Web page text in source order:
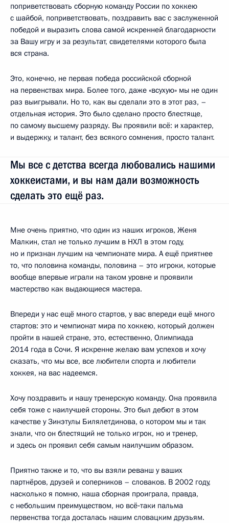
поприветствовать сборную команду России по хоккею
с шайбой, поприветствовать, поздравить вас с заслуженной
победой и выразить слова самой искренней благодарности
за Вашу игру и за результат, свидетелями которого была
вся страна.
Это, конечно, не первая победа российской сборной
на первенствах мира. Более того, даже «всухую» мы не один
раз выигрывали. Но то, как вы сделали это в этот раз, –
отдельная история. Это было сделано просто блестяще,
по самому высшему разряду. Вы проявили всё: и характер,
и выдержку, и талант, без всякого сомнения, просто талант.
Мы все с детства всегда любовались нашими
хоккеистами, и вы нам дали возможность
сделать это ещё раз.
Мне очень приятно, что один из наших игроков, Женя
Малкин, стал не только лучшим в НХЛ в этом году,
но и признан лучшим на чемпионате мира. А ещё приятнее
то, что половина команды, половина – это игроки, которые
вообще впервые играли на таком уровне и проявили
мастерство как выдающиеся мастера.
Впереди у нас ещё много стартов, у вас впереди ещё много
стартов: это и чемпионат мира по хоккею, который должен
пройти в нашей стране, это, естественно, Олимпиада
2014 года в Сочи. Я искренне желаю вам успехов и хочу
сказать, что мы все, все любители спорта и любители
хоккея, на вас надеемся.
Хочу поздравить и нашу тренерскую команду. Она проявила
себя тоже с наилучшей стороны. Это был дебют в этом
качестве у Зинэтулы Билялетдинова, о котором мы и так
знали, что он блестящий не только игрок, но и тренер,
и здесь он проявил себя самым наилучшим образом.
Приятно также и то, что вы взяли реванш у ваших
партнёров, друзей и соперников – словаков. В 2002 году,
насколько я помню, наша сборная проиграла, правда,
с небольшим преимуществом, но всё‑таки пальма
первенства тогда досталась нашим словацким друзьям.